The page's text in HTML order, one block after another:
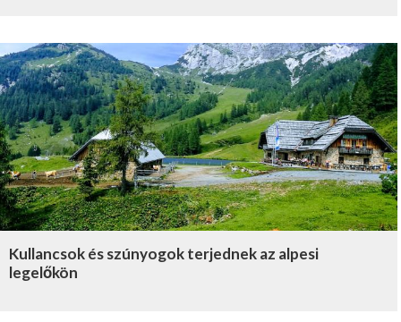
Kullancsok és szúnyogok terjednek az alpesi
legelőkön